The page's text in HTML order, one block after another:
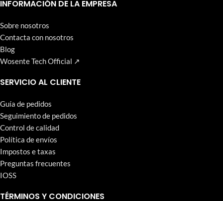
INFORMACIÓN DE LA EMPRESA
Sobre nosotros
Contacta con nosotros
Blog
Wosente Tech Official ↗
SERVICIO AL CLIENTE
Guía de pedidos
Seguimiento de pedidos
Control de calidad
Política de envíos
Impostos e taxas
Preguntas frecuentes
IOSS
TÉRMINOS Y CONDICIONES